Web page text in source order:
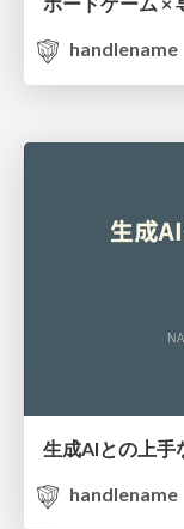
handlename
handlename